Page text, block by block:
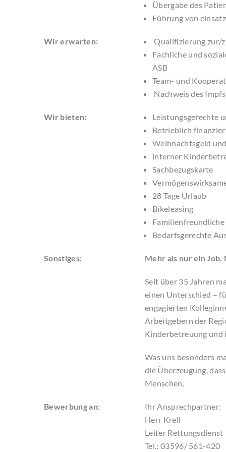
Übergabe des
Führung von
Wir erwarten:
Qualifizierung
Fachliche und
ASB
Team- und
Nachweis des
Wir bieten:
Leistungsgerechte
Betrieblich
Weihnachtsgeld
interner
Sachbezugskarte
28 Tage Urlaub
Bikeleasing
Bedarfsgerechte
Sonstiges: Mehr als nur ein
Seit über 35 Jahren
einen Unterschied –
engagierten
Arbeitgebern der
Kinderbetreuung und
Was uns besonders
die Überzeugung,
Menschen.
Bewerbung an:
Ihr Ansprechpartner:
Herr Krell
Leiter Rettungsdienst
Tel.: 03596/ 561-420